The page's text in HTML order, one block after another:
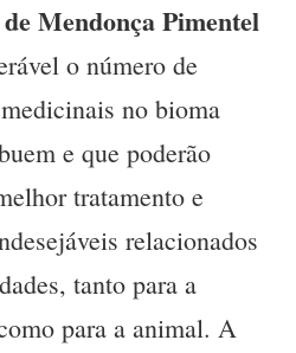
Mendonça Pimentel
o número de
no bioma
e que poderão
tratamento e
relacionados
tanto para a
para a animal. A